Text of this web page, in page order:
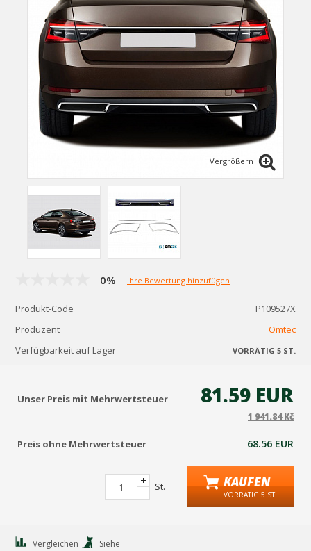
Vergrößern
0% Ihre Bewertung hinzufügen
Produkt-Code
P109527X
Produzent
Omtec
Verfügbarkeit auf Lager
VORRÄTIG 5 ST.
Unser Preis mit Mehrwertsteuer 81.59 EUR
1 941.84 Kč
Preis ohne Mehrwertsteuer 68.56 EUR
St. KAUFEN
VORRÄTIG 5 ST.
Vergleichen
Siehe